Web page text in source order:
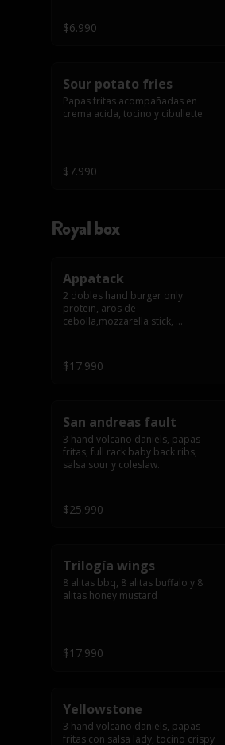
$6.990
Sour potato fries
Papas fritas acompañadas en
crema acida, tocino y cibullette
$7.990
Royal box
Appatack
2 dobles hand burger only
protein, aros de
cebolla,mozzarella stick,
queso y tocino crispy
$17.990
San andreas fault
3 hand volcano daniels, papas
fritas, full rack baby back ribs,
salsa sour y coleslaw.
$25.990
Trilogía wings
8 alitas bbq, 8 alitas buffalo y 8
alitas honey mustard
$17.990
Yellowstone
3 hand volcano daniels, papas
fritas con salsa lady, tocino crispy